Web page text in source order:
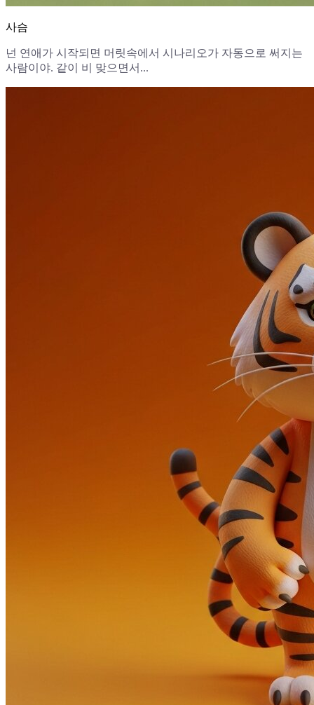
사슴
넌 연애가 시작되면 머릿속에서 시나리오가 자동으로 써지는
사람이야. 같이 비 맞으면서...